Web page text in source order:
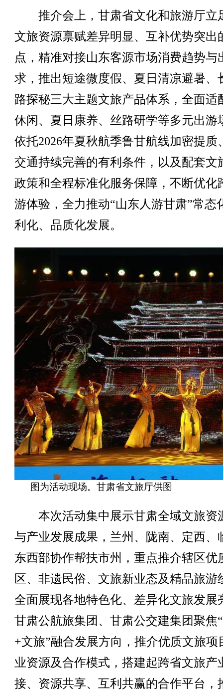
推介会上，甘肃省文化和旅游厅立
文旅资源禀赋差异明显、互补优势突出
点，精准对接山东客源市场消费趋势与
求，推出短途微度假、夏日清凉避暑、
路探秘三大主题文旅产品体系，全面适
休闲、夏日康养、丝路研学等多元出游
依托2026年夏秋航季鲁甘航线加密提质
交通持续完善的有利条件，以及配套文
政策和全程标准化服务保障，不断优化
游体验，全力推动“山东人游甘肃”常态
利化、品质化发展。
图为活动现场。甘肃省文旅厅供图
本次活动集中展示甘肃全域文旅资
与产业发展成果，兰州、陇南、定西、
东西部协作帮扶市州，重点推介辖区优
区、非遗民俗、文旅新业态及精品旅游
全面展现各地特色化、差异化文旅发展
甘肃公航旅集团、甘肃公交建集团聚焦
+文旅”融合发展方向，推介优质文旅项
业资源及合作模式，搭建起跨省文旅产
接、资源共享、互利共赢的合作平台，